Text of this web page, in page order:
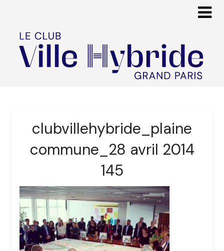
clubvillehybride_plaine
commune_28 avril 2014
145